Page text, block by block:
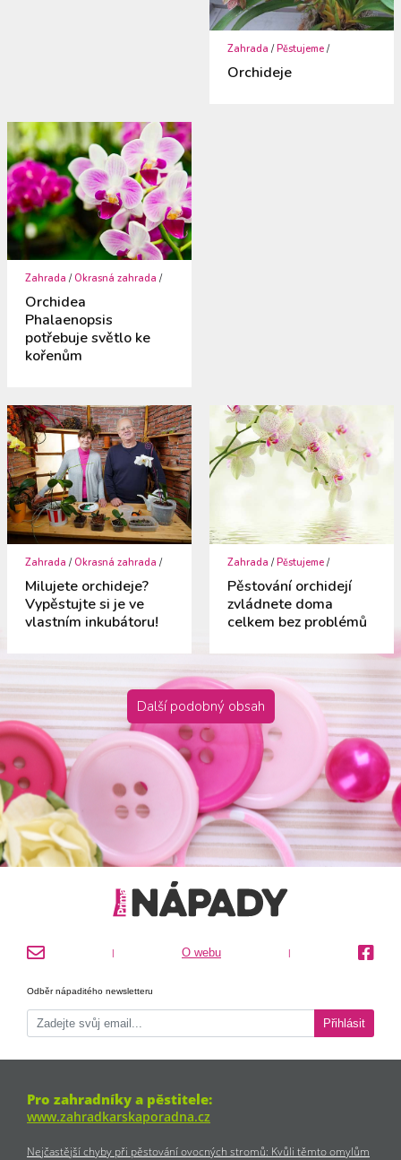
Zahrada /Pěstujeme /
Orchideje
Zahrada /Okrasná zahrada /
Orchidea
Phalaenopsis
potřebuje světlo ke
kořenům
Zahrada /Okrasná zahrada /
Milujete orchideje?
Vypěstujte si je ve
vlastním inkubátoru!
Zahrada /Pěstujeme /
Pěstování orchidejí
zvládnete doma
celkem bez problémů
Další podobný obsah
| O webu |
Odběr nápaditého newsletteru
Přihlásit
Pro zahradníky a pěstitele:
www.zahradkarskaporadna.cz
Nejčastější chyby při pěstování ovocných stromů: Kvůli těmto omylům